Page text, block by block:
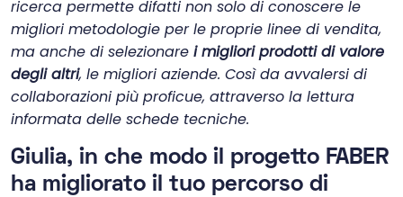
ricerca permette difatti non solo di conoscere le
migliori metodologie per le proprie linee di vendita,
ma anche di selezionare i migliori prodotti di valore
degli altri, le migliori aziende. Così da avvalersi di
collaborazioni più proficue, attraverso la lettura
informata delle schede tecniche.
Giulia, in che modo il progetto FABER
ha migliorato il tuo percorso di